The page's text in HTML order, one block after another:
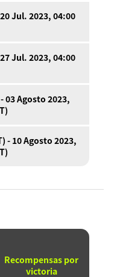
Jul. 2023, 04:00
Jul. 2023, 04:00
03 Agosto 2023,
- 10 Agosto 2023,
Recompensas por
victoria